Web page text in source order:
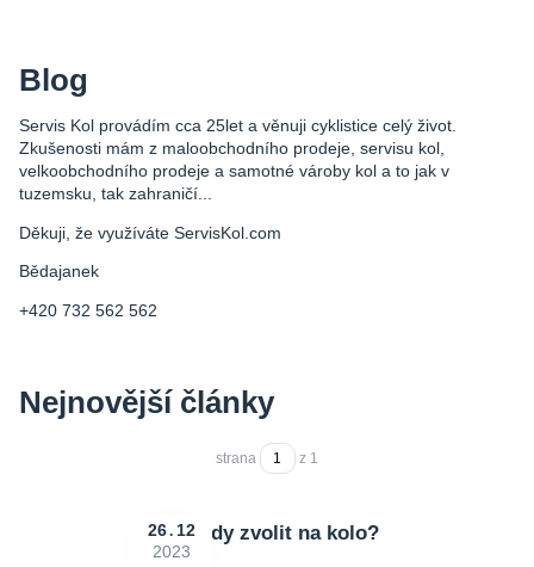
Blog
Servis Kol provádím cca 25let a věnuji cyklistice celý život.
Zkušenosti mám z maloobchodního prodeje, servisu kol,
velkoobchodního prodeje a samotné vároby kol a to jak v
tuzemsku, tak zahraničí...
Děkuji, že využíváte ServisKol.com
Bědajanek
+420 732 562 562
Nejnovější články
strana z 1
Jaké brzdy zvolit na kolo?
26
12
2023